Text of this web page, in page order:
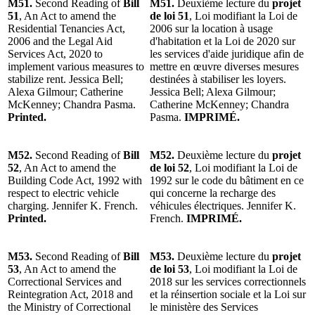
M51. Second Reading of Bill
51, An Act to amend the
Residential Tenancies Act,
2006 and the Legal Aid
Services Act, 2020 to
implement various measures to
stabilize rent. Jessica Bell;
Alexa Gilmour; Catherine
McKenney; Chandra Pasma.
Printed.
M51. Deuxième lecture du projet
de loi 51, Loi modifiant la Loi de
2006 sur la location à usage
d'habitation et la Loi de 2020 sur
les services d'aide juridique afin de
mettre en œuvre diverses mesures
destinées à stabiliser les loyers.
Jessica Bell; Alexa Gilmour;
Catherine McKenney; Chandra
Pasma. IMPRIMÉ.
M52. Second Reading ofBill
52, An Act to amend the
Building Code Act, 1992 with
respect to electric vehicle
charging. Jennifer K. French.
Printed.
M52. Deuxième lecture du projet
de loi 52, Loi modifiant la Loi de
1992 sur le code du bâtiment en ce
qui concerne la recharge des
véhicules électriques. Jennifer K.
French. IMPRIMÉ.
M53. Second Reading ofBill
53, An Act to amend the
Correctional Services and
Reintegration Act, 2018 and
the Ministry of Correctional
M53. Deuxième lecture du projet
de loi 53, Loi modifiant la Loi de
2018 sur les services correctionnels
et la réinsertion sociale et la Loi sur
le ministère des Services